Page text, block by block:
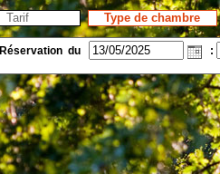
Tarif Type de chambre
Réservation du :